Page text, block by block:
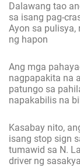
Dalawang tao
sa isang pag-
Ayon sa pulisya,
ng hapon
Ang mga
nagpapakita na
patungo sa
napakabilis na
Kasabay nito,
isang stop sign
tumawid sa N.
driver ng